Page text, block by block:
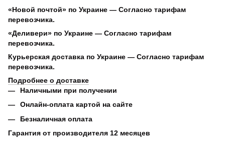
«Новой почтой» по Украине — Согласно тарифам
перевозчика.
«Деливери» по Украине — Согласно тарифам
перевозчика.
Курьерская доставка по Украине — Согласно тарифам
перевозчика.
Подробнее о доставке
Наличными при получении
Онлайн-оплата картой на сайте
Безналичная оплата
Гарантия от производителя 12 месяцев